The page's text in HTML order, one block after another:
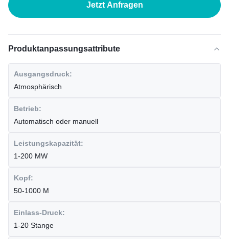
Jetzt Anfragen
Produktanpassungsattribute
Ausgangsdruck:
Atmosphärisch
Betrieb:
Automatisch oder manuell
Leistungskapazität:
1-200 MW
Kopf:
50-1000 M
Einlass-Druck:
1-20 Stange